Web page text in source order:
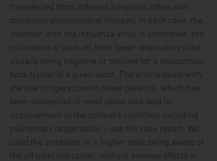
transferred from different hospitals, often with
combined antimicrobial therapy; in each case, the
infection with the influenza virus is confirmed, the
cultivation of sputum from lower respiratory tract
usually being negative or positive for a nosocomial
flora typical of a given ward. The article deals with
the use of tigecycline in these patients, which has
been successful in most cases and lead to
improvement in the patient’s condition including
pulmonary oxygenation – see the case report. We
used the antibiotic in a higher dose being aware of
the off label indication, without adverse effects or